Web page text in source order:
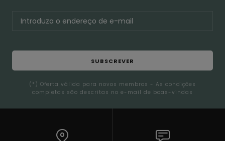
SUBSCREVER
(*) Oferta válida para novos membros - As condições
completas são descritas no e-mail de boas-vindas